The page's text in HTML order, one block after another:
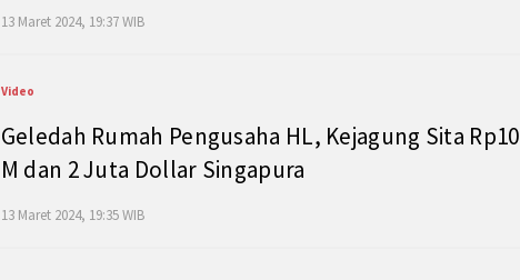
13 Maret 2024, 19:37 WIB
Video
Geledah Rumah Pengusaha HL, Kejagung Sita Rp10
M dan 2 Juta Dollar Singapura
13 Maret 2024, 19:35 WIB